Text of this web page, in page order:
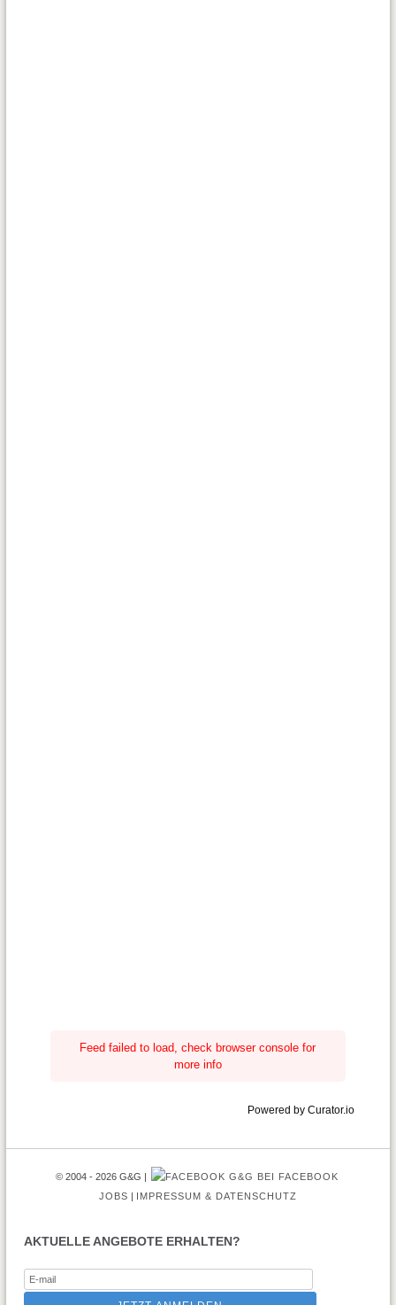
Feed failed to load, check browser console for
more info
Powered by Curator.io
© 2004 - 2026 G&G
G&G BEI FACEBOOK
JOBS
IMPRESSUM & DATENSCHUTZ
AKTUELLE ANGEBOTE ERHALTEN?